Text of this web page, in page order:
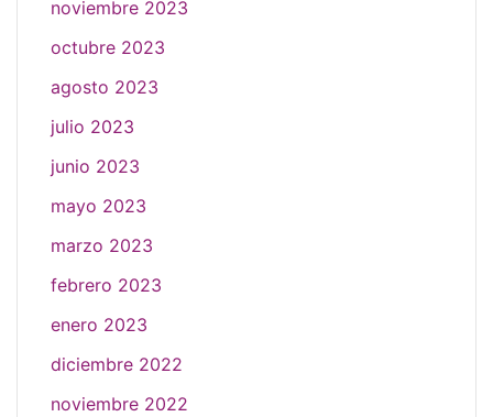
noviembre 2023
octubre 2023
agosto 2023
julio 2023
junio 2023
mayo 2023
marzo 2023
febrero 2023
enero 2023
diciembre 2022
noviembre 2022